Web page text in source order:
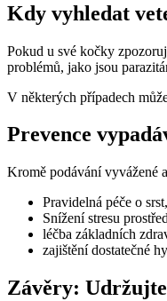
Kdy vyhledat
Pokud u své kočky
problémů, jako jsou
V některých případech
Prevence
Kromě podávání vyvážené
Pravidelná péče o
Snížení stresu
léčba základních
zajištění dostatečné
Závěry: Udržujte